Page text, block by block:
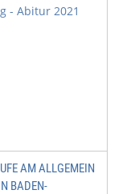
AM ALLGEMEIN
BADEN-